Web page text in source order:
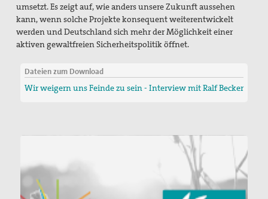
umsetzt. Es zeigt auf, wie anders unsere Zukunft aussehen
kann, wenn solche Projekte konsequent weiterentwickelt
werden und Deutschland sich mehr der Möglichkeit einer
aktiven gewaltfreien Sicherheitspolitik öffnet.
Dateien zum Download
Wir weigern uns Feinde zu sein - Interview mit Ralf Becker